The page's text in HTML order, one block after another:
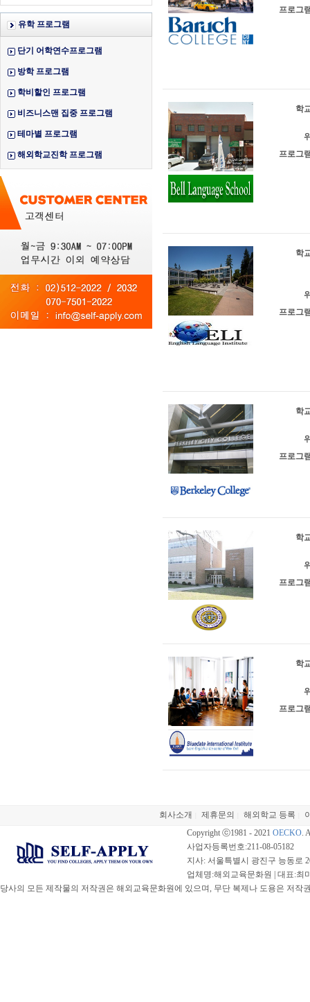
유학 프로그램
단기 어학연수프로그램
방학 프로그램
학비할인 프로그램
비즈니스맨 집중 프로그램
테마별 프로그램
해외학교진학 프로그램
프로그
학
프로그
학
프로그
학
프로그
학
프로그
학
프로그
회사소개 제휴문의 해외학교 등록
Copyright ⓒ1981 - 2021 OECKO.
사업자등록번호:211-08-05182
지사: 서울특별시 광진구 능동로
업체명:해외교육문화원 | 대표:최
당사의 모든 제작물의 저작권은 해외교육문화원에 있으며, 무단 복제나 도용은 저